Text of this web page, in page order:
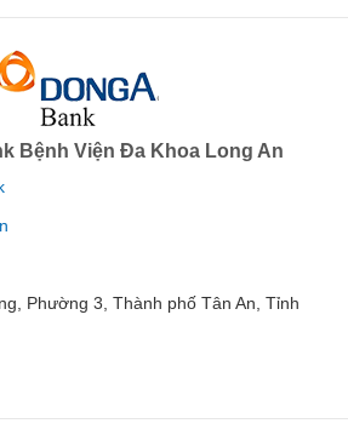
Bệnh Viện Đa Khoa Long An
Phường 3, Thành phố Tân An, Tỉnh